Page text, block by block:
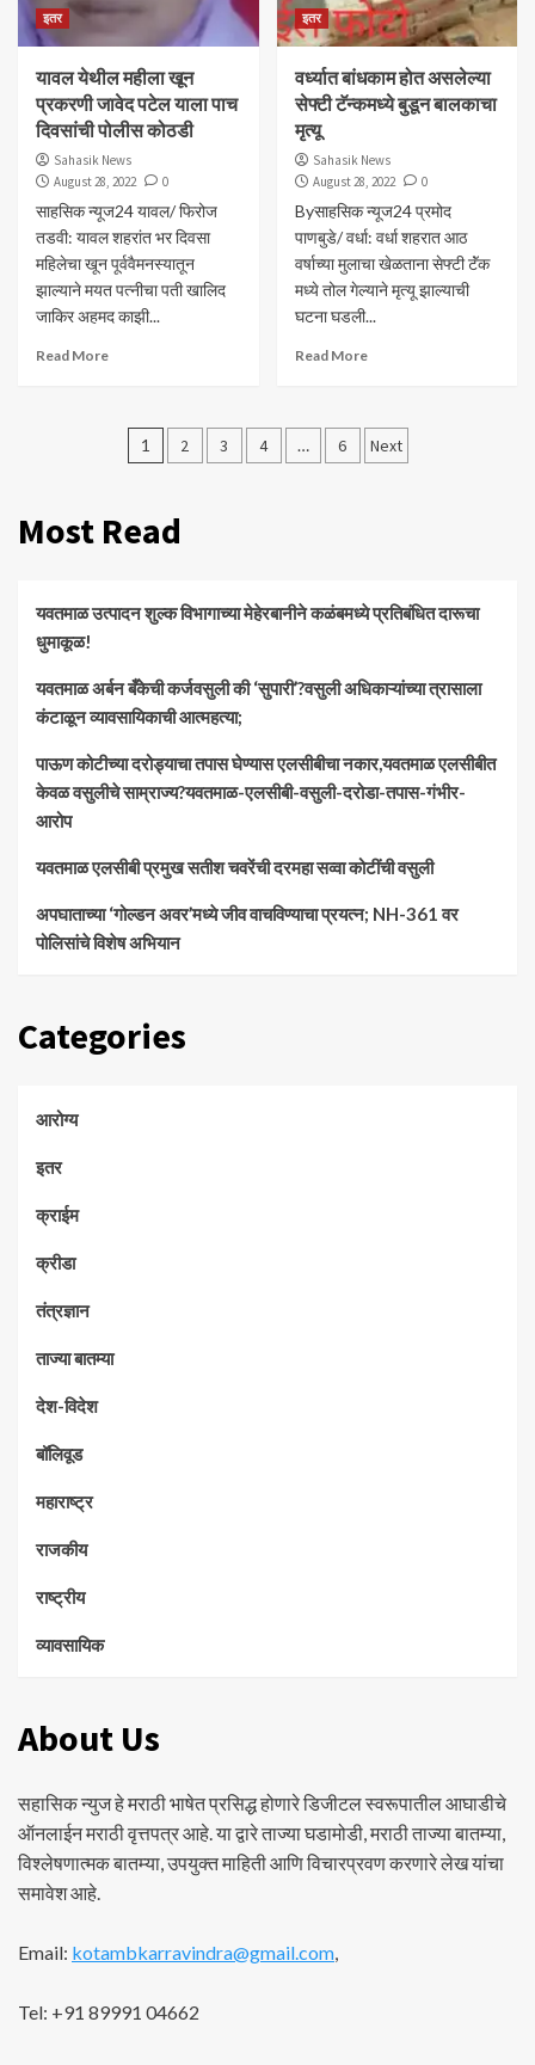
इतर
यावल येथील महीला खून
प्रकरणी जावेद पटेल याला पाच
दिवसांची पोलीस कोठडी
Sahasik News
August 28, 2022
0
साहसिक न्यूज24 यावल/ फिरोज
तडवी: यावल शहरांत भर दिवसा
महिलेचा खून पूर्ववैमनस्यातून
झाल्याने मयत पत्नीचा पती खालिद
जाकिर अहमद काझी...
Read More
इतर
वर्ध्यात बांधकाम होत असलेल्या
सेफ्टी टॅन्कमध्ये बुडून बालकाचा
मृत्यू
Sahasik News
August 28, 2022
0
Byसाहसिक न्यूज24 प्रमोद
पाणबुडे/ वर्धा: वर्धा शहरात आठ
वर्षाच्या मुलाचा खेळताना सेफ्टी टॅंक
मध्ये तोल गेल्याने मृत्यू झाल्याची
घटना घडली...
Read More
Posts
1 2 3 4 … 6 Next
Most Read
यवतमाळ उत्पादन शुल्क विभागाच्या मेहेरबानीने कळंबमध्ये प्रतिबंधित दारूचा
धुमाकूळ!
​यवतमाळ अर्बन बँकेची कर्जवसुली की ‘सुपारी’?वसुली अधिकाऱ्यांच्या त्रासाला
कंटाळून व्यावसायिकाची आत्महत्या;
पाऊण कोटीच्या दरोड्याचा तपास घेण्यास एलसीबीचा नकार,यवतमाळ एलसीबीत
केवळ वसुलीचे साम्राज्य?यवतमाळ-एलसीबी-वसुली-दरोडा-तपास-गंभीर-
आरोप
यवतमाळ एलसीबी प्रमुख सतीश चवरेंची दरमहा सव्वा कोटींची वसुली
अपघाताच्या ‘गोल्डन अवर’मध्ये जीव वाचविण्याचा प्रयत्न; NH-361 वर
पोलिसांचे विशेष अभियान
Categories
आरोग्य
इतर
क्राईम
क्रीडा
तंत्रज्ञान
ताज्या बातम्या
देश-विदेश
बॉलिवूड
महाराष्ट्र
राजकीय
राष्ट्रीय
व्यावसायिक
About Us
सहासिक न्युज हे मराठी भाषेत प्रसिद्ध होणारे डिजीटल स्वरूपातील आघाडीचे
ऑनलाईन मराठी वृत्तपत्र आहे. या द्वारे ताज्या घडामोडी, मराठी ताज्या बातम्या,
विश्लेषणात्मक बातम्या, उपयुक्त माहिती आणि विचारप्रवण करणारे लेख यांचा
समावेश आहे.
Email: kotambkarravindra@gmail.com,
Tel: +91 89991 04662